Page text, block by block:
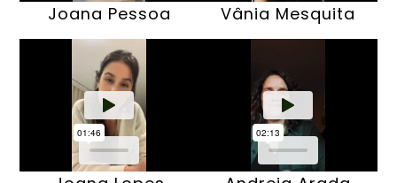
Joana Pessoa Vânia Mesquita